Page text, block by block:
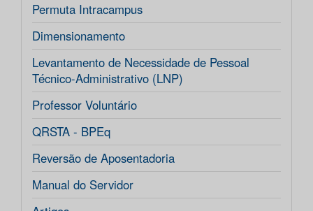
Permuta Intracampus
Dimensionamento
Levantamento de Necessidade de Pessoal
Técnico-Administrativo (LNP)
Professor Voluntário
QRSTA - BPEq
Reversão de Aposentadoria
Manual do Servidor